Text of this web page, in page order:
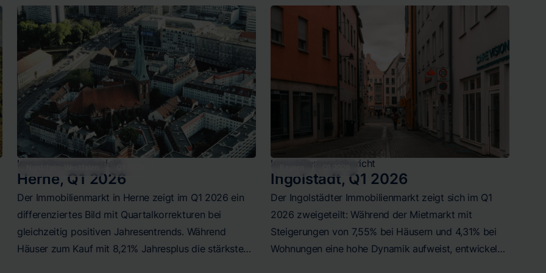
während Wohnungsmieten mit +3,67%
Jahreswachstum stark zulegen. Die Preisspannen von
etwa 1.900 €/m² bis 7.100 €/m² beim Kauf und 8,00
€/m² bis 22,50 €/m² bei der Miete spiegeln die
heterogene Struktur Hannovers wider.
Die Jahresentwicklung ist bei drei von vier
Segmenten positiv, einzig Mietwohnungen
verzeichneten einen Rückgang. Die universitäre
Prägung der Stadt sorgt für stabile Nachfrage in allen
Segmenten, wobei die extremen Preisspannen die
starken Lageunterschiede zwischen Premium-
Stadtteilen wie Neuenheim und peripheren Lagen wie
Emmertsgrund verdeutlichen.
Immobilienmarktbericht
Herne, Q1 2026
Der Immobilienmarkt in Herne zeigt im Q1 2026 ein
differenziertes Bild mit Quartalkorrekturen bei
gleichzeitig positiven Jahresentrends. Während
Häuser zum Kauf mit 8,21% Jahresplus die stärkste
Immobilienmarktbericht
Ingolstadt, Q1 2026
Der Ingolstädter Immobilienmarkt zeigt sich im Q1
2026 zweigeteilt: Während der Mietmarkt mit
Steigerungen von 7,55% bei Häusern und 4,31% bei
Wohnungen eine hohe Dynamik aufweist, entwickeln